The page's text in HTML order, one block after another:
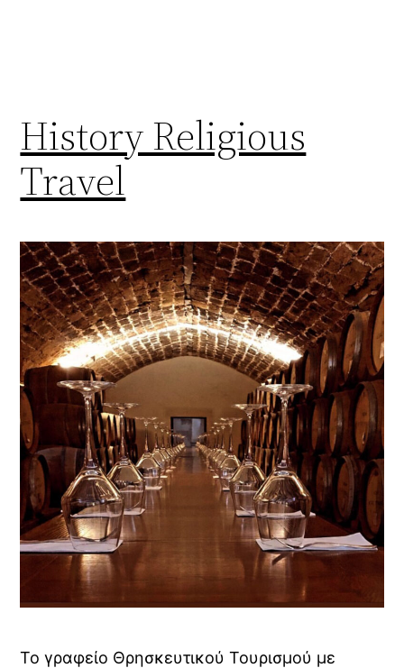
History Religious
Travel
Το γραφείο Θρησκευτικού Τουρισμού με